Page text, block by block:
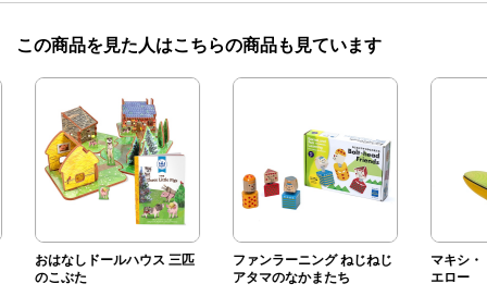
この商品を見た人はこちらの商品も見ています
おはなしドールハウス 三匹
のこぶた
ファンラーニング ねじねじ
アタマのなかまたち
マキシ・ト
エロー